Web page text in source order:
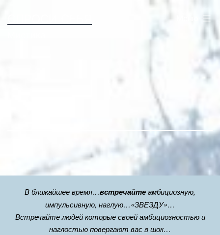
В ближайшее время…встречайтеамбициозную,
импульсивную, наглую…«ЗВЕЗДУ»…
Встречайте людей которые своей амбициозностью и
наглостью повергают вас в шок…